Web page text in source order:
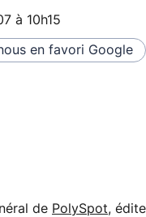
à 10h15
en favori Google
de PolySpot,